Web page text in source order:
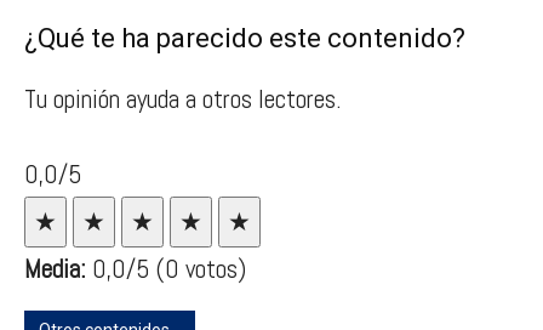
¿Qué te ha parecido este contenido?
Tu opinión ayuda a otros lectores.
0,0/5
★
★ ★ ★
★
Media: 0,0/5 (0 votos)